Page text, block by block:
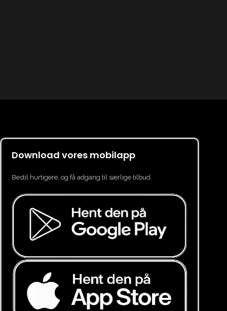
Download vores mobilapp
Bestil hurtigere, og få adgang til særlige tilbud.